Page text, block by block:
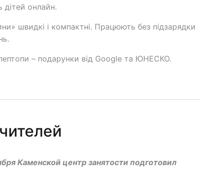
дітей онлайн.
швидкі і компактні. Працюють без підзарядки
– подарунки від Google та ЮНЕСКО.
Каменской центр занятости подготовил